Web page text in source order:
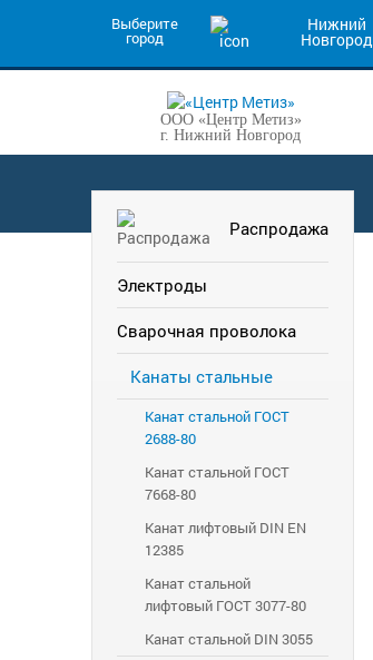
Выберите
город
Нижний
Новгород
ООО «Центр Метиз»
г. Нижний Новгород
Распродажа
Электроды
Сварочная проволока
Канаты стальные
Канат стальной ГОСТ
2688-80
Канат стальной ГОСТ
7668-80
Канат лифтовый DIN EN
12385
Канат стальной
лифтовый ГОСТ 3077-80
Канат стальной DIN 3055